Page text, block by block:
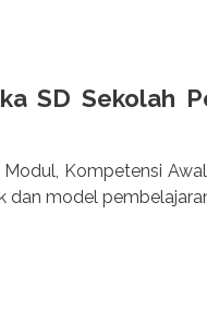
SD Sekolah
Kompetensi
dan model